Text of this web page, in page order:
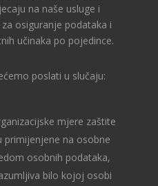
na naše usluge i
osiguranje podataka i
učinaka po pojedince.
poslati u slučaju:
mjere zaštite
primijenjene na osobne
osobnih podataka,
bilo kojoj osobi